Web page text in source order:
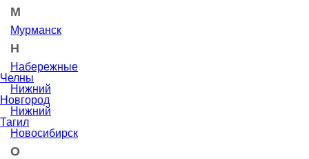
М
Мурманск
Н
Набережные
Челны
Нижний
Новгород
Нижний
Тагил
Новосибирск
О